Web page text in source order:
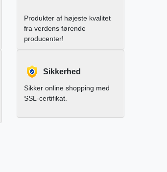
Produkter af højeste kvalitet
fra verdens førende
producenter!
Sikkerhed
Sikker online shopping med
SSL-certifikat.